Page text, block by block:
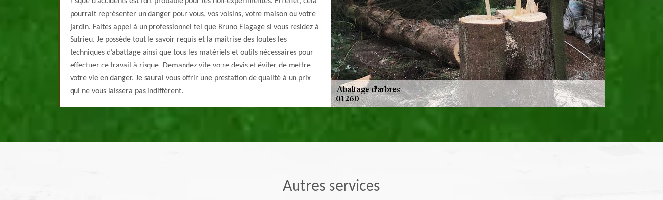
pourrait représenter un danger pour vous, vos voisins, votre maison ou votre
jardin. Faites appel à un professionnel tel que Bruno Elagage si vous résidez à
Sutrieu. Je possède tout le savoir requis et la maitrise des toutes les
techniques d’abattage ainsi que tous les matériels et outils nécessaires pour
effectuer ce travail à risque. Demandez vite votre devis et éviter de mettre
votre vie en danger. Je saurai vous offrir une prestation de qualité à un prix
qui ne vous laissera pas indifférent.
Autres services